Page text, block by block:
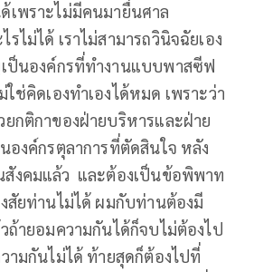
เพราะไม่มีคนมายื่นศาล
ไม่ได้ เราไม่สามารถวินิจฉัยเอง
ป็นองค์กรที่ทำงานแบบพาสซีฟ
ช่คิดเองทำเองได้หมด เพราะว่า
กติกาของฝ่ายบริหารและฝ่าย
องค์กรตุลาการที่ตัดสินใจ หลัง
งคมแล้ว และต้องเป็นข้อพิพาท
สัยท่านไม่ได้ ผมกับท่านต้องมี
ถ้ายอมความกันได้ก็จบไม่ต้องไป
ามกันไม่ได้ ท้ายสุดก็ต้องไปที่